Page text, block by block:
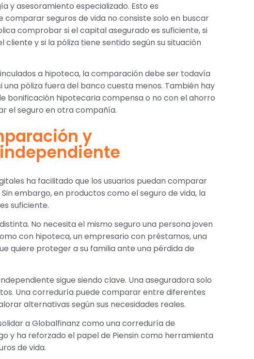
y asesoramiento especializado. Esto es
seguros de vida no consiste solo en buscar
comprobar si el capital asegurado es suficiente, si
cliente y si la póliza tiene sentido según su situación
a hipoteca, la comparación debe ser todavía
póliza fuera del banco cuesta menos. También hay
bonificación hipotecaria compensa o no con el ahorro
el seguro en otra compañía.
y
ha facilitado que los usuarios puedan comparar
embargo, en productos como el seguro de vida, la
suficiente.
No necesita el mismo seguro una persona joven
con hipoteca, un empresario con préstamos, una
quiere proteger a su familia ante una pérdida de
sigue siendo clave. Una aseguradora solo
Una correduría puede comparar entre diferentes
alternativas según sus necesidades reales.
a Globalfinanz como una correduría de
y ha reforzado el papel de Piensin como herramienta
de vida.